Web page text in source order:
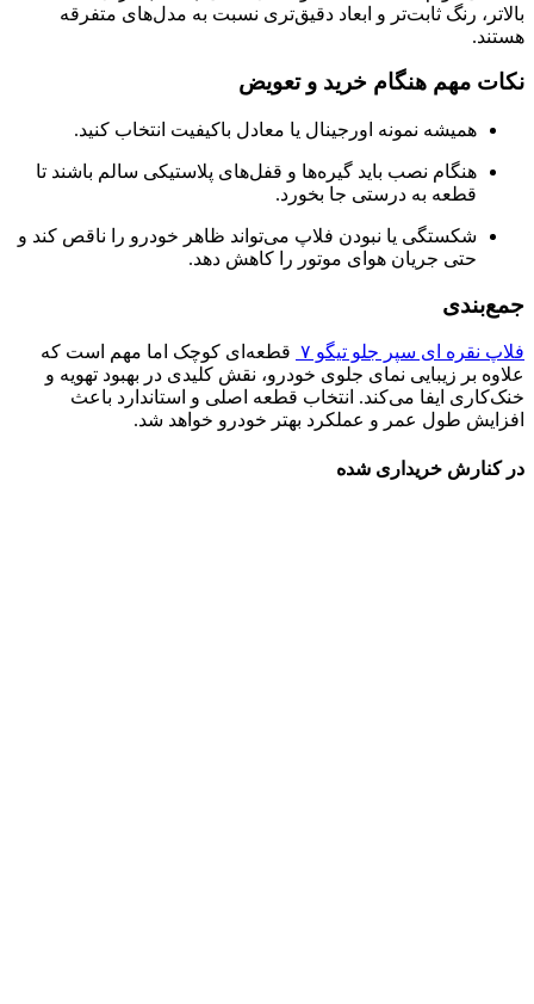
بالاتر، رنگ ثابت‌تر و ابعاد دقیق‌تری نسبت به مدل‌های متفرقه
هستند.
نکات مهم هنگام خرید و تعویض
همیشه نمونه اورجینال یا معادل باکیفیت انتخاب کنید.
هنگام نصب باید گیره‌ها و قفل‌های پلاستیکی سالم باشند تا
قطعه به درستی جا بخورد.
شکستگی یا نبودن فلاپ می‌تواند ظاهر خودرو را ناقص کند و
حتی جریان هوای موتور را کاهش دهد.
جمع‌بندی
فلاپ نقره ای سپر جلو تیگو ۷
قطعه‌ای کوچک اما مهم است که
علاوه بر زیبایی نمای جلوی خودرو، نقش کلیدی در بهبود تهویه و
خنک‌کاری ایفا می‌کند. انتخاب قطعه اصلی و استاندارد باعث
افزایش طول عمر و عملکرد بهتر خودرو خواهد شد.
در کنارش خریداری شده